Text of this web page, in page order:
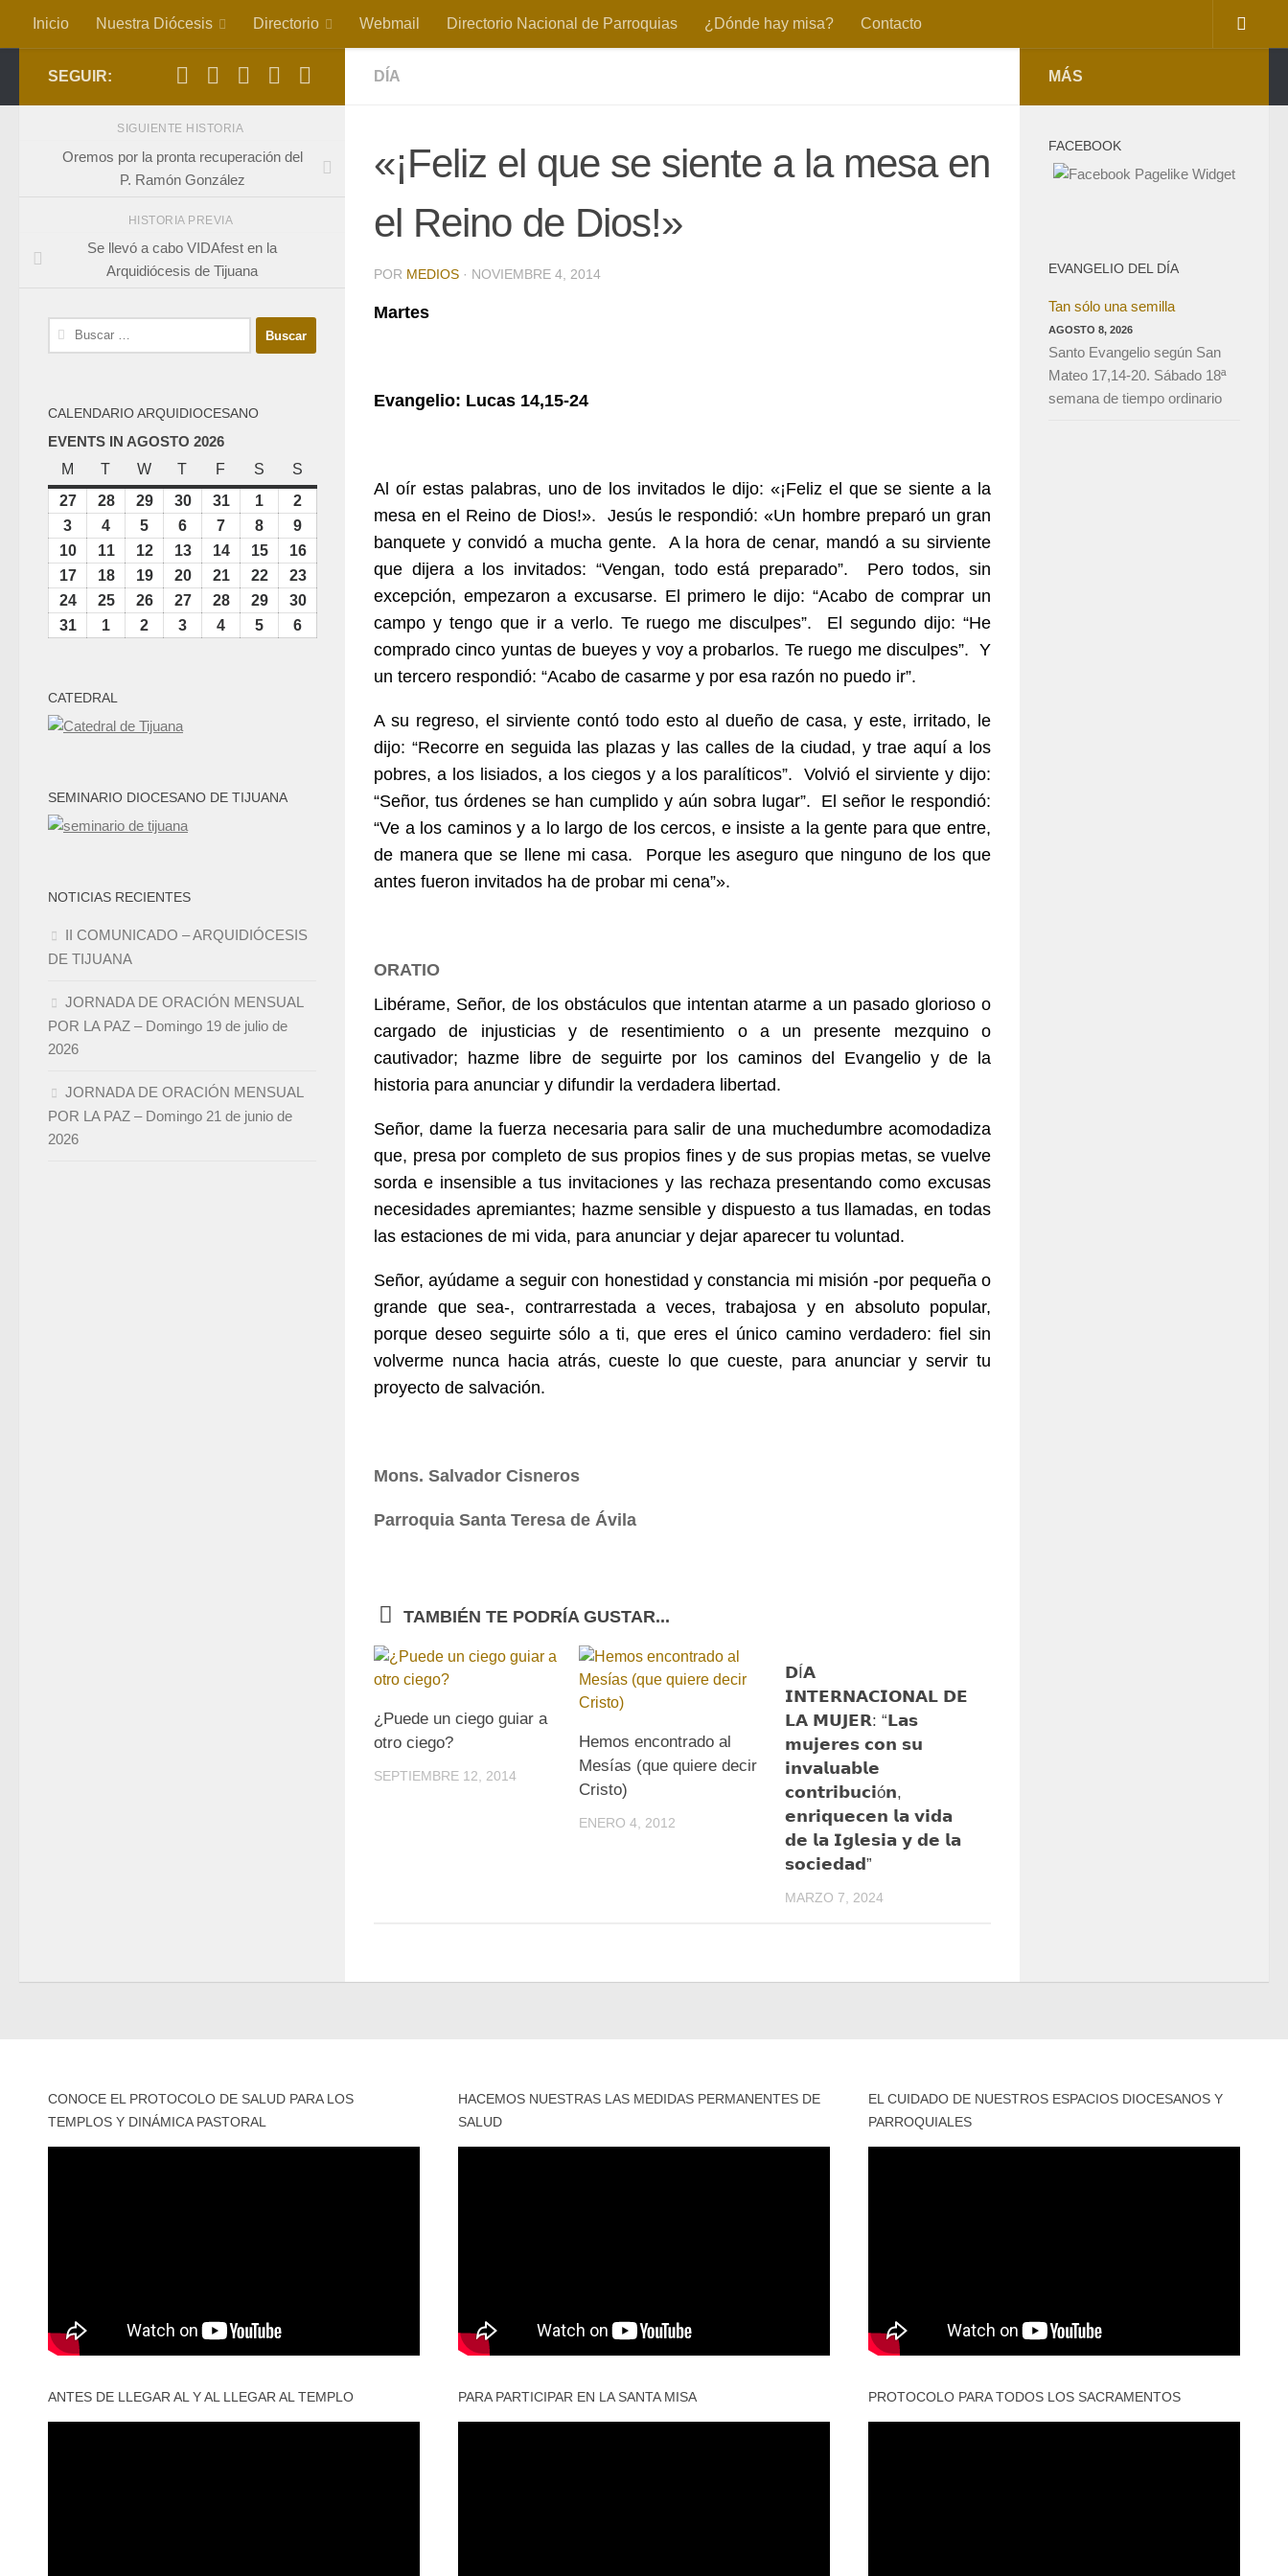
Saltar al contenido
Inicio Nuestra Diócesis Directorio Webmail Directorio Nacional de Parroquias ¿Dónde hay misa? Contacto
DÍA
«¡Feliz el que se siente a la mesa en
el Reino de Dios!»
POR MEDIOS · NOVIEMBRE 4, 2014
Martes
Evangelio: Lucas 14,15-24
Al oír estas palabras, uno de los invitados le dijo: «¡Feliz el que se siente a la
mesa en el Reino de Dios!». Jesús le respondió: «Un hombre preparó un gran
banquete y convidó a mucha gente. A la hora de cenar, mandó a su sirviente
que dijera a los invitados: “Vengan, todo está preparado”. Pero todos, sin
excepción, empezaron a excusarse. El primero le dijo: “Acabo de comprar un
campo y tengo que ir a verlo. Te ruego me disculpes”. El segundo dijo: “He
comprado cinco yuntas de bueyes y voy a probarlos. Te ruego me disculpes”. Y
un tercero respondió: “Acabo de casarme y por esa razón no puedo ir”.
A su regreso, el sirviente contó todo esto al dueño de casa, y este, irritado, le
dijo: “Recorre en seguida las plazas y las calles de la ciudad, y trae aquí a los
pobres, a los lisiados, a los ciegos y a los paralíticos”. Volvió el sirviente y dijo:
“Señor, tus órdenes se han cumplido y aún sobra lugar”. El señor le respondió:
“Ve a los caminos y a lo largo de los cercos, e insiste a la gente para que entre,
de manera que se llene mi casa. Porque les aseguro que ninguno de los que
antes fueron invitados ha de probar mi cena”».
ORATIO
Libérame, Señor, de los obstáculos que intentan atar­me a un pasado glorioso o
cargado de injusticias y de resentimiento o a un presente mezquino o
cautivador; hazme libre de seguirte por los caminos del Evangelio y de la
historia para anunciar y difundir la verdadera libertad.
Señor, dame la fuerza necesaria para salir de una mu­chedumbre acomodadiza
que, presa por completo de sus propios fines y de sus propias metas, se vuelve
sor­da e insensible a tus invitaciones y las rechaza presen­tando como excusas
necesidades apremiantes; hazme sensible y dispuesto a tus llamadas, en todas
las es­taciones de mi vida, para anunciar y dejar aparecer tu voluntad.
Señor, ayúdame a seguir con honestidad y constancia mi misión -por pequeña o
grande que sea-, contrarrestada a veces, trabajosa y en absoluto popular,
porque deseo seguirte sólo a ti, que eres el único camino verda­dero: fiel sin
volverme nunca hacia atrás, cueste lo que cueste, para anunciar y servir tu
proyecto de salvación.
Mons. Salvador Cisneros
Parroquia Santa Teresa de Ávila
TAMBIÉN TE PODRÍA GUSTAR...
¿Puede un ciego guiar a
otro ciego?
SEPTIEMBRE 12, 2014
Hemos encontrado al
Mesías (que quiere decir
Cristo)
ENERO 4, 2012
𝗗Í𝗔
𝗜𝗡𝗧𝗘𝗥𝗡𝗔𝗖𝗜𝗢𝗡𝗔𝗟 𝗗𝗘
𝗟𝗔 𝗠𝗨𝗝𝗘𝗥: “𝗟𝗮𝘀
𝗺𝘂𝗷𝗲𝗿𝗲𝘀 𝗰𝗼𝗻 𝘀𝘂
𝗶𝗻𝘃𝗮𝗹𝘂𝗮𝗯𝗹𝗲
𝗰𝗼𝗻𝘁𝗿𝗶𝗯𝘂𝗰𝗶ó𝗻,
𝗲𝗻𝗿𝗶𝗾𝘂𝗲𝗰𝗲𝗻 𝗹𝗮 𝘃𝗶𝗱𝗮
𝗱𝗲 𝗹𝗮 𝗜𝗴𝗹𝗲𝘀𝗶𝗮 𝘆 𝗱𝗲 𝗹𝗮
𝘀𝗼𝗰𝗶𝗲𝗱𝗮𝗱”
MARZO 7, 2024
SEGUIR:
SIGUIENTE HISTORIA
Oremos por la pronta recuperación del
P. Ramón González
HISTORIA PREVIA
Se llevó a cabo VIDAfest en la
Arquidiócesis de Tijuana
Buscar:
CALENDARIO ARQUIDIOCESANO
EVENTS IN AGOSTO 2026
M lunes
T martes
Wmiércoles
T jueves
F viernes
S sábado
S
27julio
2026
28julio
2026
29julio
2026
30julio
2026
31julio
2026
1 agosto
2026
2
2026
3 agosto
3,
2026
4 agosto
4,
2026
5 agosto
5,
2026
6 agosto
6,
2026
7 agosto
7,
2026
8 agosto
8,
2026
9
9,
2026
10agosto
10,
2026
11agosto
11,
2026
12agosto
12,
2026
13agosto
13,
2026
14agosto
2026
15agosto
2026
16agosto
16,
2026
17agosto
17,
2026
18agosto
18,
2026
19agosto
19,
2026
20agosto
20,
2026
21agosto
21,
2026
22agosto
22,
2026
23agosto
23,
24agosto
25agosto
26agosto
27agosto
28agosto
29agosto
30agosto
31agosto
1 septiembre
2 septiembre
3 septiembre
4 septiembre
5 septiembre
6 septiembre
CATEDRAL
SEMINARIO DIOCESANO DE TIJUANA
NOTICIAS RECIENTES
II COMUNICADO – ARQUIDIÓCESIS
DE TIJUANA
JORNADA DE ORACIÓN MENSUAL
POR LA PAZ – Domingo 19 de julio de
2026
JORNADA DE ORACIÓN MENSUAL
POR LA PAZ – Domingo 21 de junio de
2026
MÁS
FACEBOOK
EVANGELIO DEL DÍA
Tan sólo una semilla
AGOSTO 8, 2026
Santo Evangelio según San
Mateo 17,14-20. Sábado 18ª
semana de tiempo ordinario
CONOCE EL PROTOCOLO DE SALUD PARA LOS
TEMPLOS Y DINÁMICA PASTORAL
ANTES DE LLEGAR AL Y AL LLEGAR AL TEMPLO
HACEMOS NUESTRAS LAS MEDIDAS PERMANENTES DE
SALUD
PARA PARTICIPAR EN LA SANTA MISA
EL CUIDADO DE NUESTROS ESPACIOS DIOCESANOS Y
PARROQUIALES
PROTOCOLO PARA TODOS LOS SACRAMENTOS